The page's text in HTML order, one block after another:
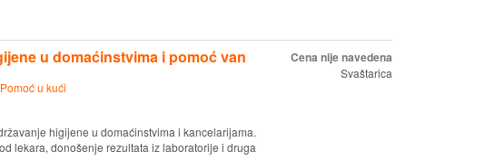
u domaćinstvima i pomoć van
Pomoć u kući
higijene u domaćinstvima i kancelarijama.
lekara, donošenje rezultata iz laboratorije i druga
Cena nije navedena
Svaštarica